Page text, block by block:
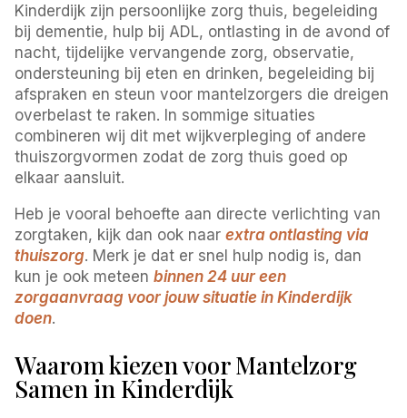
Kinderdijk zijn persoonlijke zorg thuis, begeleiding
bij dementie, hulp bij ADL, ontlasting in de avond of
nacht, tijdelijke vervangende zorg, observatie,
ondersteuning bij eten en drinken, begeleiding bij
afspraken en steun voor mantelzorgers die dreigen
overbelast te raken. In sommige situaties
combineren wij dit met wijkverpleging of andere
thuiszorgvormen zodat de zorg thuis goed op
elkaar aansluit.
Heb je vooral behoefte aan directe verlichting van
zorgtaken, kijk dan ook naarextra ontlasting via
thuiszorg. Merk je dat er snel hulp nodig is, dan
kun je ook meteenbinnen 24 uur een
zorgaanvraag voor jouw situatie in Kinderdijk
doen.
Waarom kiezen voor Mantelzorg
Samen in Kinderdijk